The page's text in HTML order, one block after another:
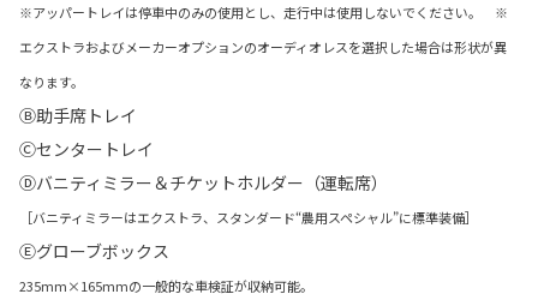
※アッパートレイは停車中のみの使用とし、走行中は使用しないでください。 ※
エクストラおよびメーカーオプションのオーディオレスを選択した場合は形状が異
なります。
Ⓑ助手席トレイ
Ⓒセンタートレイ
Ⓓバニティミラー＆チケットホルダー（運転席）
［バニティミラーはエクストラ、スタンダード“農用スペシャル”に標準装備］
Ⓔグローブボックス
235mm×165mmの一般的な車検証が収納可能。